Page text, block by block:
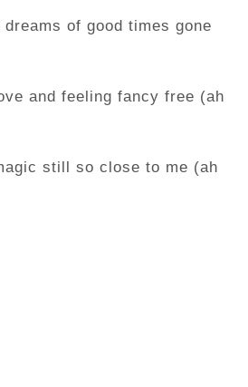
of good times gone
and feeling fancy free (ah
still so close to me (ah